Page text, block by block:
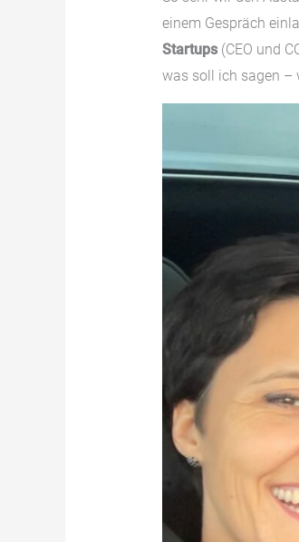
einem Gespräch
Startups(CEO und
was soll ich sagen –